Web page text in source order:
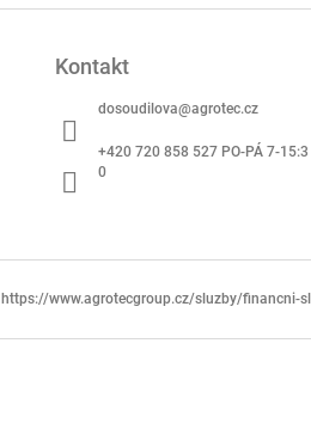
Kontakt
dosoudilova@agrotec.cz
+420 720 858 527 PO-PÁ 7-15:3
0
https://www.agrotecgroup.cz/sluzby/financni-